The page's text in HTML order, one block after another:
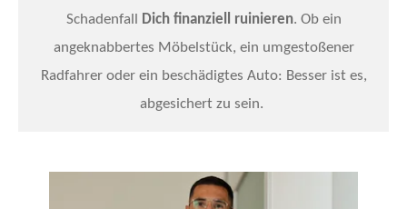
Schadenfall
Dich finanziell ruinieren. Ob ein
angeknabbertes Möbelstück, ein umgestoßener
Radfahrer oder ein beschädigtes Auto: Besser ist es,
abgesichert zu sein.